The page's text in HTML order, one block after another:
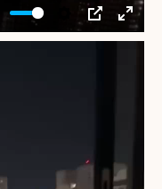
SettingsPIP
Enter